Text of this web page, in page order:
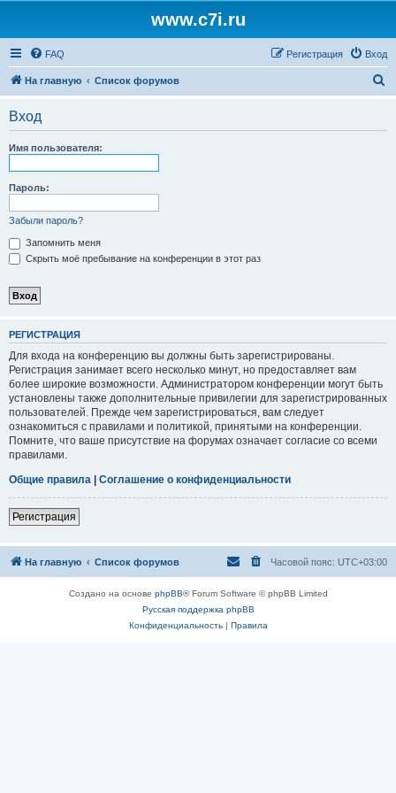
www.c7i.ru
FAQ Вход
Регистрация
На главную Список форумов
Вход
Имя пользователя:
Пароль:
Забыли пароль?
Запомнить меня
Скрыть моё пребывание на конференции в этот раз
РЕГИСТРАЦИЯ
Для входа на конференцию вы должны быть зарегистрированы.
Регистрация занимает всего несколько минут, но предоставляет вам
более широкие возможности. Администратором конференции могут быть
установлены также дополнительные привилегии для зарегистрированных
пользователей. Прежде чем зарегистрироваться, вам следует
ознакомиться с правилами и политикой, принятыми на конференции.
Помните, что ваше присутствие на форумах означает согласие со всеми
правилами.
Общие правила | Соглашение о конфиденциальности
Регистрация
На главную Список форумов Часовой пояс: UTC+03:00
Создано на основе phpBB® Forum Software © phpBB Limited
Русская поддержка phpBB
Конфиденциальность| Правила